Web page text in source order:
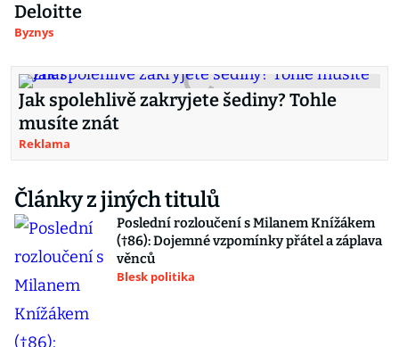
Deloitte
Byznys
Jak spolehlivě zakryjete šediny? Tohle
musíte znát
Reklama
Články z jiných titulů
Poslední rozloučení s Milanem Knížákem
(†86): Dojemné vzpomínky přátel a záplava
věnců
Blesk politika